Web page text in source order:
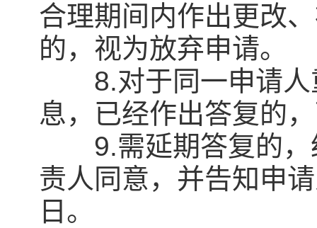
合理期间内作出更改
的，视为放弃申请。
8.对于同一申请人
息，已经作出答复的
9.需延期答复的，
责人同意，并告知申
日。